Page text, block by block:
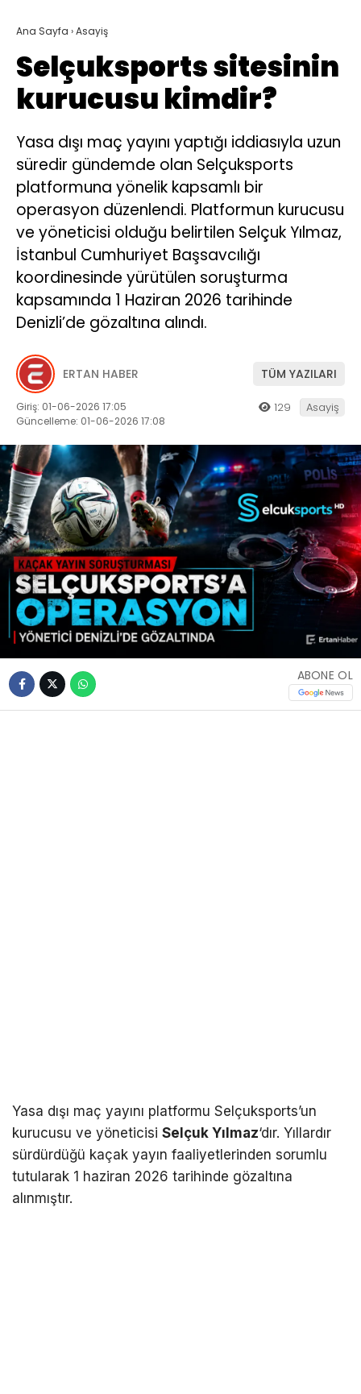
Ana Sayfa ›Asayiş
Selçuksports sitesinin
kurucusu kimdir?
Yasa dışı maç yayını yaptığı iddiasıyla uzun
süredir gündemde olan Selçuksports
platformuna yönelik kapsamlı bir
operasyon düzenlendi. Platformun kurucusu
ve yöneticisi olduğu belirtilen Selçuk Yılmaz,
İstanbul Cumhuriyet Başsavcılığı
koordinesinde yürütülen soruşturma
kapsamında 1 Haziran 2026 tarihinde
Denizli’de gözaltına alındı.
ERTAN HABER TÜM YAZILARI
Giriş: 01-06-2026 17:05
Güncelleme: 01-06-2026 17:08
129 Asayiş
ABONE OL
Yasa dışı maç yayını platformu Selçuksports’un
kurucusu ve yöneticisi Selçuk Yılmaz‘dır. Yıllardır
sürdürdüğü kaçak yayın faaliyetlerinden sorumlu
tutularak 1 haziran 2026 tarihinde gözaltına
alınmıştır.